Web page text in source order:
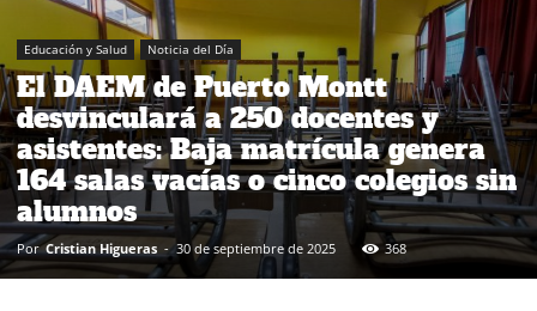
Educación y Salud Noticia del Día
El DAEM de Puerto Montt
desvinculará a 250 docentes y
asistentes: Baja matrícula genera
164 salas vacías o cinco colegios sin
alumnos
Por Cristian Higueras - 30 de septiembre de 2025 368